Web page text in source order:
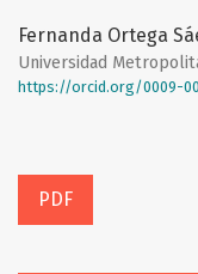
Fernanda Ortega
Universidad
https://orcid.org/0009-
PDF